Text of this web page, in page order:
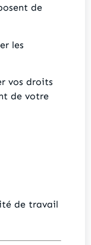
de
les
vos droits
de votre
de travail